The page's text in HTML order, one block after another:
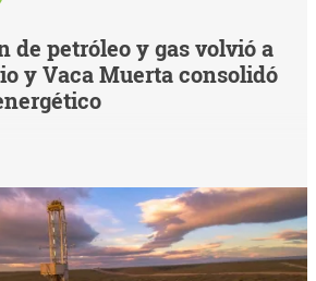
de petróleo y gas volvió a
y Vaca Muerta consolidó